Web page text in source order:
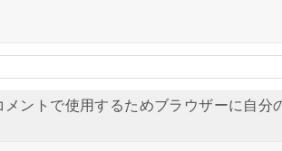
メントで使用するためブラウザーに自分